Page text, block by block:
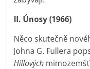
II. Únosy (1966)
Něco skutečně
Johna G. Fullera
Hillových